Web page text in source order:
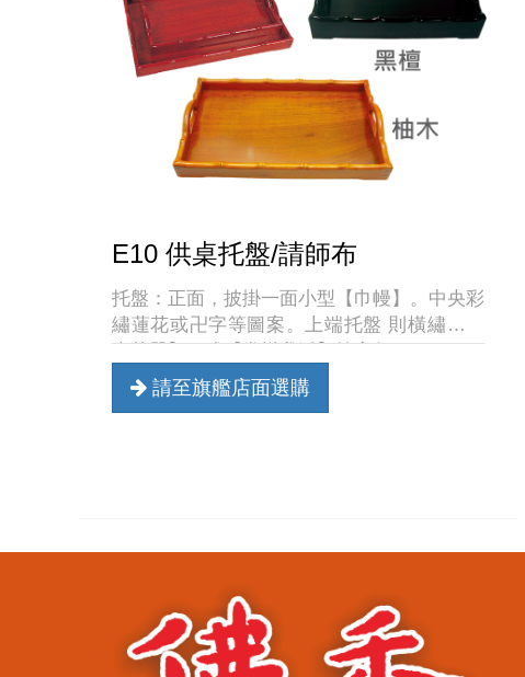
E10 供桌托盤/請師布
托盤：正面，披掛一面小型【巾幔】。中央彩
繡蓮花或卍字等圖案。上端托盤 則橫繡【香
光莊嚴】、或【常樂我淨】等字句。
請至旗艦店面選購